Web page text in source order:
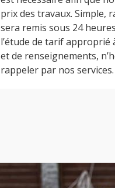
prix des travaux. Simple,
sera remis sous 24
l’étude de tarif
et de renseignements,
rappeler par nos services.